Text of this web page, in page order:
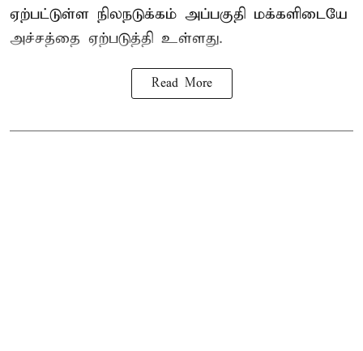
ஏற்பட்டுள்ள நிலநடுக்கம் அப்பகுதி மக்களிடையே
அச்சத்தை ஏற்படுத்தி உள்ளது.
Read More